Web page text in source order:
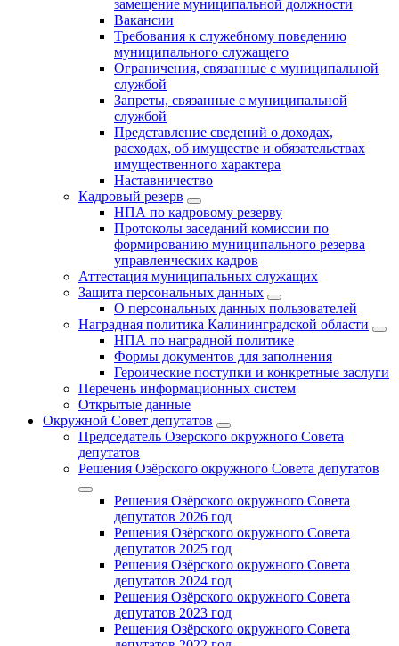
замещение муниципальной должности
Вакансии
Требования к служебному поведению
муниципального служащего
Ограничения, связанные с муниципальной
службой
Запреты, связанные с муниципальной
службой
Представление сведений о доходах,
расходах, об имуществе и обязательствах
имущественного характера
Наставничество
Кадровый резерв
НПА по кадровому резерву
Протоколы заседаний комиссии по
формированию муниципального резерва
управленческих кадров
Аттестация муниципальных служащих
Защита персональных данных
О персональных данных пользователей
Наградная политика Калининградской области
НПА по наградной политике
Формы документов для заполнения
Героические поступки и конкретные заслуги
Перечень информационных систем
Открытые данные
Окружной Совет депутатов
Председатель Озерского окружного Совета
депутатов
Решения Озёрского окружного Совета депутатов
Решения Озёрского окружного Совета
депутатов 2026 год
Решения Озёрского окружного Совета
депутатов 2025 год
Решения Озёрского окружного Совета
депутатов 2024 год
Решения Озёрского окружного Совета
депутатов 2023 год
Решения Озёрского окружного Совета